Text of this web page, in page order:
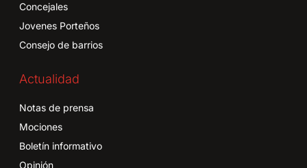
Concejales
Jovenes Porteños
Consejo de barrios
Actualidad
Notas de prensa
Mociones
Boletín informativo
Opinión